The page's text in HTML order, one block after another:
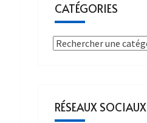
CATÉGORIES
RÉSEAUX SOCIAUX